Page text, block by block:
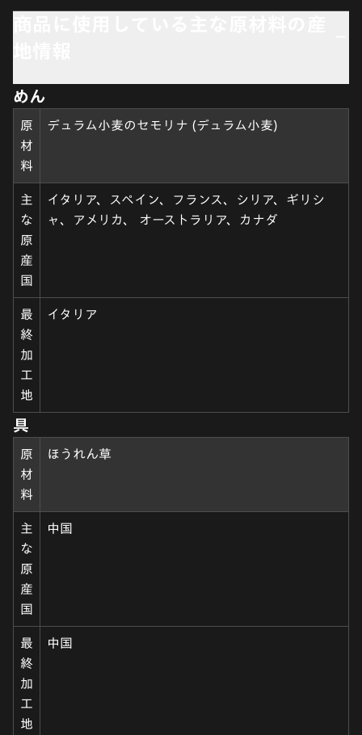
めん
原
材
料
デュラム小麦のセモリナ (デュラム小麦)
主
な
原
産
国
イタリア、スペイン、フランス、シリア、ギリシ
ャ、アメリカ、 オーストラリア、カナダ
最
終
加
工
地
イタリア
具
原
材
料
ほうれん草
主
な
原
産
国
中国
最
終
加
工
地
中国